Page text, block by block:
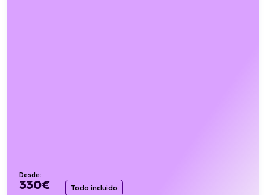
Desde:
330€ Todo incluido